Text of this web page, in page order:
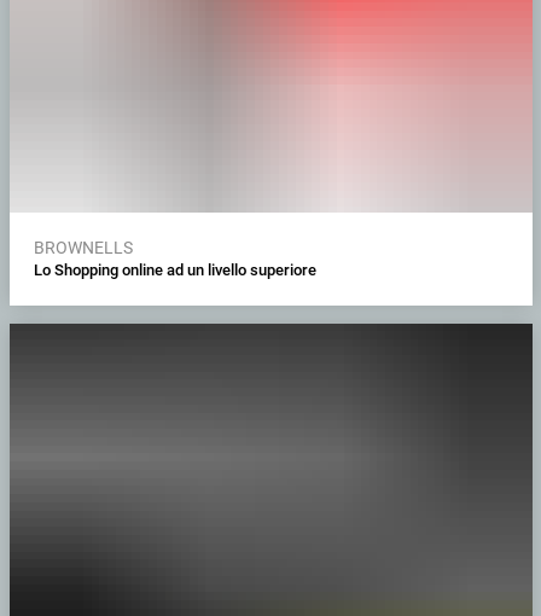
BROWNELLS
Lo Shopping online ad un livello superiore